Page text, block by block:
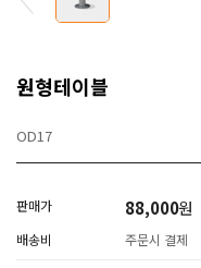
원형테이블
OD17
판매가 88,000원
배송비 주문시 결제